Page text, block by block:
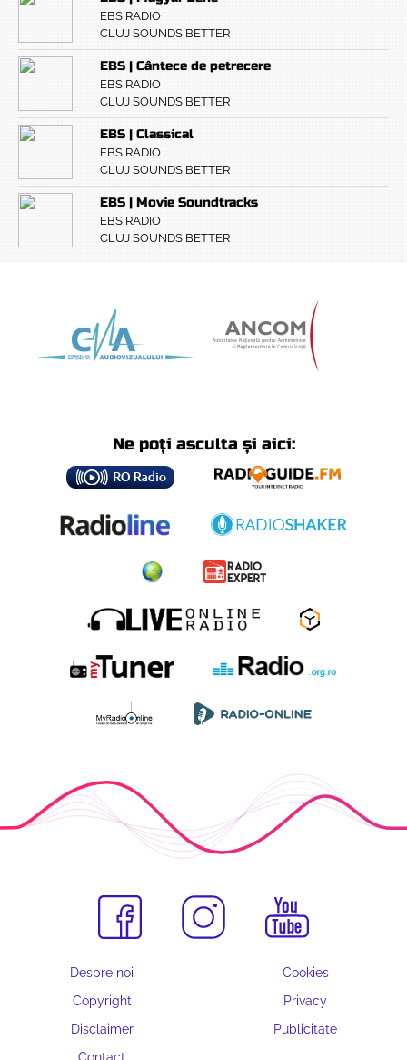
EBS RADIO
CLUJ SOUNDS BETTER
EBS | Cântece de petrecere
EBS RADIO
CLUJ SOUNDS BETTER
EBS | Classical
EBS RADIO
CLUJ SOUNDS BETTER
EBS | Movie Soundtracks
EBS RADIO
CLUJ SOUNDS BETTER
Ne poți asculta și aici:
Despre noi
Cookies
Copyright
Privacy
Disclaimer
Publicitate